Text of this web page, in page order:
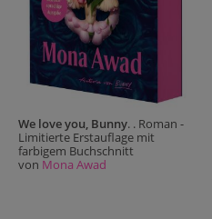
We love you, Bunny. . Roman -
Limitierte Erstauflage mit
farbigem Buchschnitt
von Mona Awad